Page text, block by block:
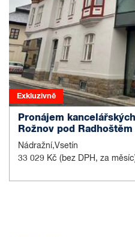
Exkluzivně
Pronájem
Rožnov pod Radhoštěm
Nádražní,Vsetín
33 029 Kč (bez DPH, za